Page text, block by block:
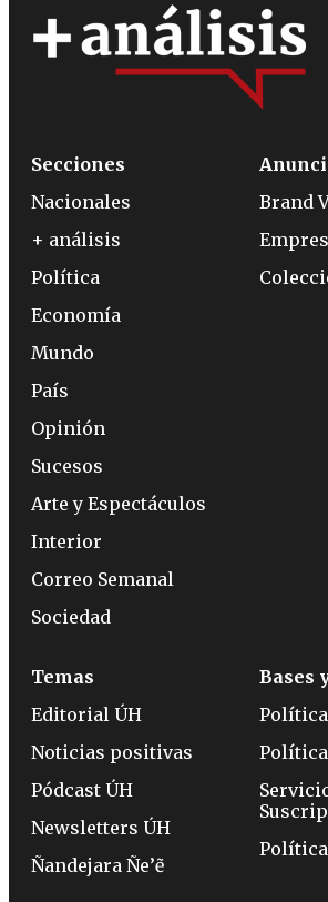
Secciones
Nacionales
+ análisis
Política
Economía
Mundo
País
Opinión
Sucesos
Arte y Espectáculos
Interior
Correo Semanal
Sociedad
Brand
Temas
Editorial ÚH
Noticias positivas
Pódcast ÚH
Newsletters ÚH
Ñandejara Ñe’ẽ
Bases
Política